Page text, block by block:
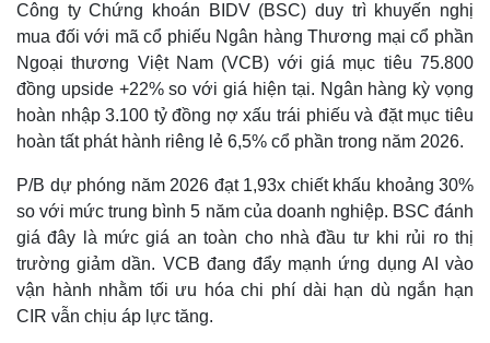
Thế giới
Quan sát
Cuộc sống đó đây
Hồ sơ
Multimedia
Video
Ảnh
E-Magazine
Công ty Chứng khoán BIDV (BSC) duy trì khuyến nghị
mua đối với mã cổ phiếu Ngân hàng Thương mại cổ phần
Ngoại thương Việt Nam (VCB) với giá mục tiêu 75.800
đồng upside +22% so với giá hiện tại. Ngân hàng kỳ vọng
hoàn nhập 3.100 tỷ đồng nợ xấu trái phiếu và đặt mục tiêu
hoàn tất phát hành riêng lẻ 6,5% cổ phần trong năm 2026.
P/B dự phóng năm 2026 đạt 1,93x chiết khấu khoảng 30%
so với mức trung bình 5 năm của doanh nghiệp. BSC đánh
giá đây là mức giá an toàn cho nhà đầu tư khi rủi ro thị
trường giảm dần. VCB đang đẩy mạnh ứng dụng AI vào
vận hành nhằm tối ưu hóa chi phí dài hạn dù ngắn hạn
CIR vẫn chịu áp lực tăng.